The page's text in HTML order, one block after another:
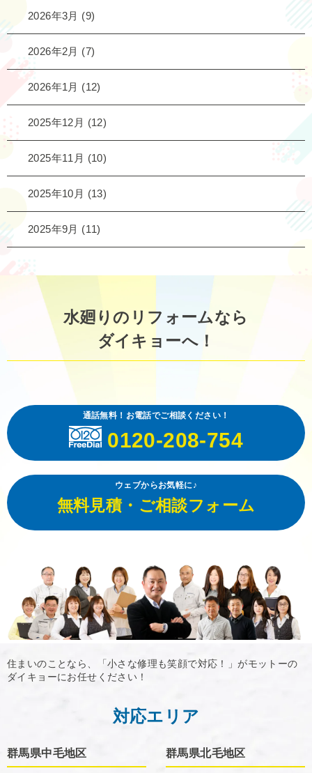
2026年3月 (9)
2026年2月 (7)
2026年1月 (12)
2025年12月 (12)
2025年11月 (10)
2025年10月 (13)
2025年9月 (11)
水廻りのリフォームなら
ダイキョーへ！
通話無料！お電話でご相談ください！
0120-208-754
ウェブからお気軽に♪
無料見積・ご相談フォーム
住まいのことなら、「小さな修理も笑顔で対応！」がモットーの
ダイキョーにお任せください！
対応エリア
群馬県中毛地区 群馬県北毛地区